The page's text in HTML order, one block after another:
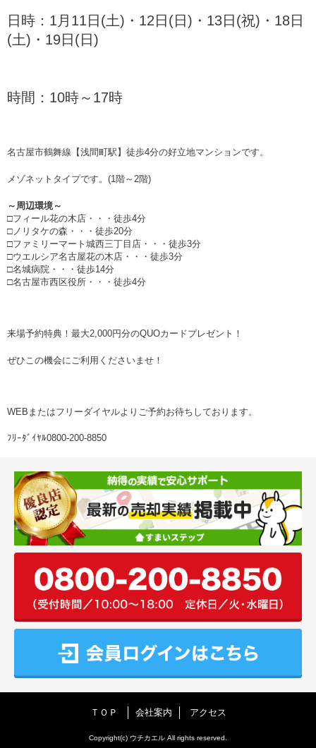
日時：1月11日(土)・12日(日)・13日(祝)・18日
(土)・19日(日)
時間：10時～17時
名古屋市鶴舞線【浅間町駅】徒歩4分の好立地マンションです。
メゾネットタイプです。(1階～2階)
～周辺環境～
□フィール花の木店・・・徒歩4分
□ノリタケの森・・・徒歩20分
□ファミリーマート城西三丁目店・・・徒歩3分
□ウエルシア名古屋花の木店・・・徒歩3分
□名城病院・・・徒歩14分
□名古屋市西区役所・・・徒歩4分
来場予約特典！最大2,000円分のQUOカードプレゼント！
ぜひこの機会にご利用くださいませ！
WEBまたはフリーダイヤルよりご予約お待ちしております。
ﾌﾘｰﾀﾞｲﾔﾙ0800-200-8850
ＴＯＰ 会社案内 アクセス
Copyright(c) ウチカエル All rights reserved.